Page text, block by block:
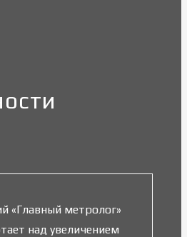
«Главный метролог»
над увеличением